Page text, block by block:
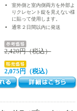
室外側と室内側両方を外部よ
りクレセント錠を見えない様
に貼って使用します。
通常２日間以内に発送
2,420円（税込）
2,075円（税込）